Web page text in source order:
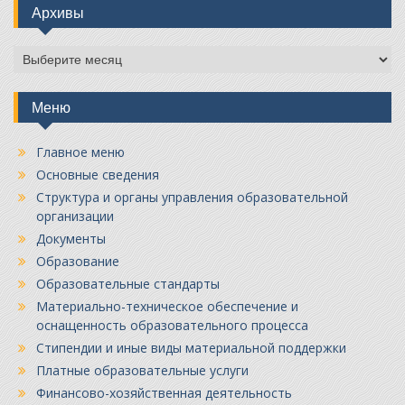
Архивы
Архивы
Меню
Главное меню
Основные сведения
Структура и органы управления образовательной
организации
Документы
Образование
Образовательные стандарты
Материально-техническое обеспечение и
оснащенность образовательного процесса
Стипендии и иные виды материальной поддержки
Платные образовательные услуги
Финансово-хозяйственная деятельность